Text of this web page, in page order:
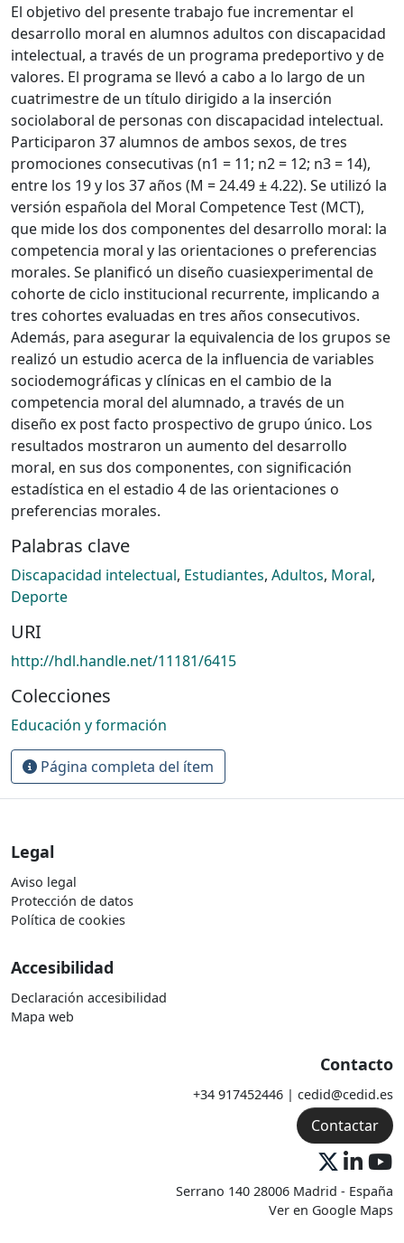
El objetivo del presente trabajo fue incrementar el
desarrollo moral en alumnos adultos con discapacidad
intelectual, a través de un programa predeportivo y de
valores. El programa se llevó a cabo a lo largo de un
cuatrimestre de un título dirigido a la inserción
sociolaboral de personas con discapacidad intelectual.
Participaron 37 alumnos de ambos sexos, de tres
promociones consecutivas (n1 = 11; n2 = 12; n3 = 14),
entre los 19 y los 37 años (M = 24.49 ± 4.22). Se utilizó la
versión española del Moral Competence Test (MCT),
que mide los dos componentes del desarrollo moral: la
competencia moral y las orientaciones o preferencias
morales. Se planificó un diseño cuasiexperimental de
cohorte de ciclo institucional recurrente, implicando a
tres cohortes evaluadas en tres años consecutivos.
Además, para asegurar la equivalencia de los grupos se
realizó un estudio acerca de la influencia de variables
sociodemográficas y clínicas en el cambio de la
competencia moral del alumnado, a través de un
diseño ex post facto prospectivo de grupo único. Los
resultados mostraron un aumento del desarrollo
moral, en sus dos componentes, con significación
estadística en el estadio 4 de las orientaciones o
preferencias morales.
Palabras clave
Discapacidad intelectual, Estudiantes, Adultos, Moral,
Deporte
URI
http://hdl.handle.net/11181/6415
Colecciones
Educación y formación
Página completa del ítem
Legal
Aviso legal
Protección de datos
Política de cookies
Accesibilidad
Declaración accesibilidad
Mapa web
Contacto
+34 917452446 | cedid@cedid.es
Contactar
Serrano 140 28006 Madrid - España
Ver en Google Maps